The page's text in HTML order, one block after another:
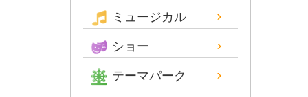
ミュージカル
ショー
テーマパーク